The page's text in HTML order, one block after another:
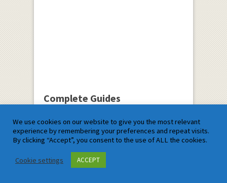
Complete Guides
Comprehensive Study Guide
for Student:The Path to Success
Parametric Function
We use cookies on our website to give you the most relevant
experience by remembering your preferences and repeat visits.
By clicking “Accept”, you consent to the use of ALL the cookies.
Cookie settings ACCEPT